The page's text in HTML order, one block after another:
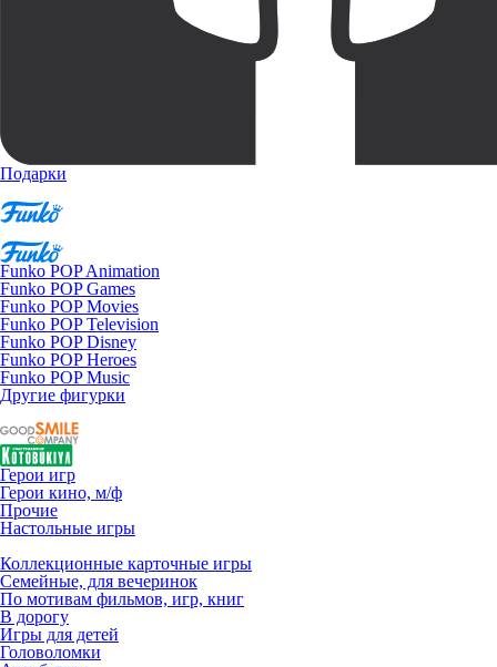
Подарки
Funko POP Animation
Funko POP Games
Funko POP Movies
Funko POP Television
Funko POP Disney
Funko POP Heroes
Funko POP Music
Другие фигурки
Герои игр
Герои кино, м/ф
Прочие
Настольные игры
Коллекционные карточные игры
Семейные, для вечеринок
По мотивам фильмов, игр, книг
В дорогу
Игры для детей
Головоломки